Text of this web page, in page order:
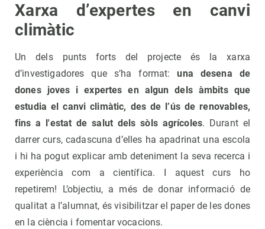
Xarxa d’expertes en canvi
climàtic
Un dels punts forts del projecte és la xarxa
d’investigadores que s’ha format:una desena de
dones joves i expertes en algun dels àmbits que
estudia el canvi climàtic, des de l’ús de renovables,
fins a l'estat de salut dels sòls agrícoles. Durant el
darrer curs, cadascuna d’elles ha apadrinat una escola
i hi ha pogut explicar amb deteniment la seva recerca i
experiència com a científica. I aquest curs ho
repetirem! L’objectiu, a més de donar informació de
qualitat a l’alumnat, és visibilitzar el paper de les dones
en la ciència i fomentar vocacions.